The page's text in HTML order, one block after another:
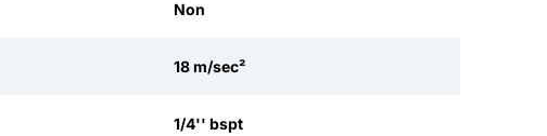
Non
18 m/sec²
1/4'' bspt